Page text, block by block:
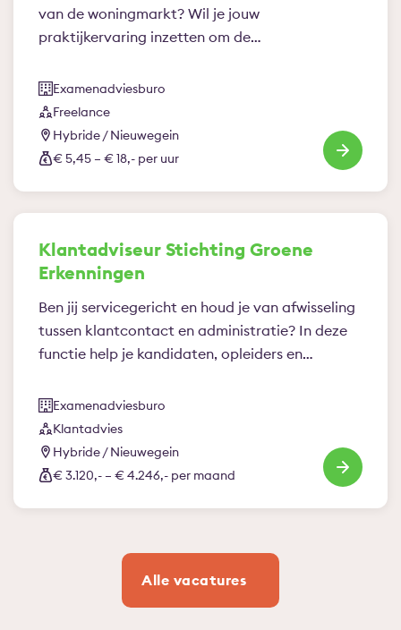
van de woningmarkt? Wil je jouw
praktijkervaring inzetten om de…
Examenadviesburo
Freelance
Hybride / Nieuwegein
€ 5,45 – € 18,- per uur
Klantadviseur Stichting Groene
Erkenningen
Ben jij servicegericht en houd je van afwisseling
tussen klantcontact en administratie? In deze
functie help je kandidaten, opleiders en…
Examenadviesburo
Klantadvies
Hybride / Nieuwegein
€ 3.120,- – € 4.246,- per maand
Alle vacatures